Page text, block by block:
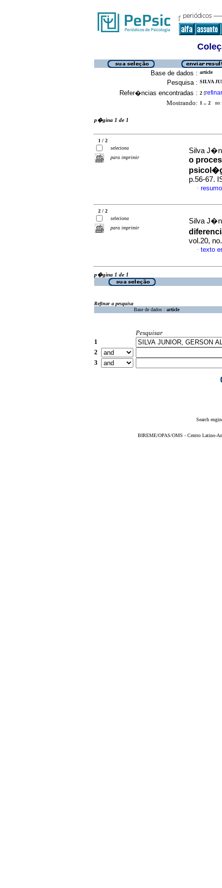
Base de dados : article
Pesquisa : SILVA
Refer�ncias encontradas : 2 [refinar
Mostrando: 1 .. 2 no
p�gina 1 de 1
1 / 2
seleciona
para imprimir
Silva
o
p.56-67.
·
2 / 2
seleciona
para imprimir
Silva
vol.20,
· texto
p�gina 1 de 1
Refinar a pesquisa
Base de dados : article
Pesquisar
1
2
3
Search
BIREME/OPAS/OMS - Centro Latino-